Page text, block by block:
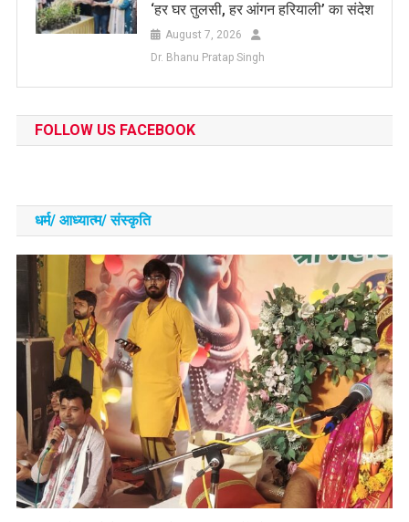
‘हर घर तुलसी, हर आंगन हरियाली’ का संदेश
August 7, 2026
Dr. Bhanu Pratap Singh
FOLLOW US FACEBOOK
धर्म/ आध्‍यात्‍म/ संस्‍कृति